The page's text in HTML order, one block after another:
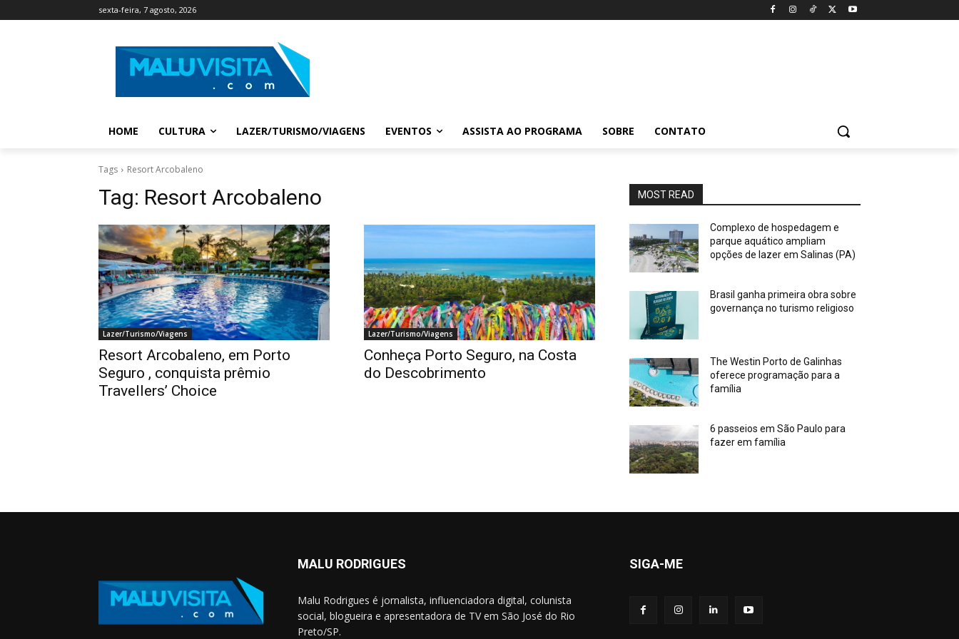
sexta-feira, 7 agosto, 2026
HOME CULTURA LAZER/TURISMO/VIAGENS EVENTOS ASSISTA AO PROGRAMA SOBRE CONTATO
Tags Resort Arcobaleno
Tag: Resort Arcobaleno
Lazer/Turismo/Viagens
Resort Arcobaleno, em Porto
Seguro , conquista prêmio
Travellers’ Choice
Lazer/Turismo/Viagens
Conheça Porto Seguro, na Costa
do Descobrimento
MOST READ
Complexo de hospedagem e
parque aquático ampliam
opções de lazer em Salinas (PA)
Brasil ganha primeira obra sobre
governança no turismo religioso
The Westin Porto de Galinhas
oferece programação para a
família
6 passeios em São Paulo para
fazer em família
MALU RODRIGUES
Malu Rodrigues é jornalista, influenciadora digital, colunista
social, blogueira e apresentadora de TV em São José do Rio
Preto/SP.
SIGA-ME